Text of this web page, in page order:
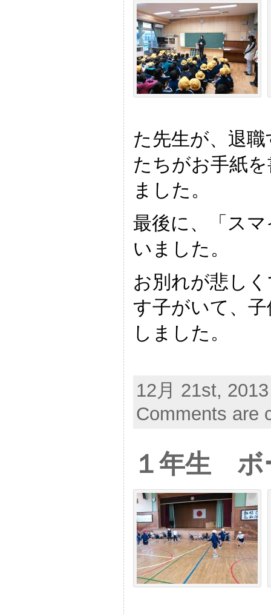
た先生が、退
たちがお手紙
ました。
最後に、「ス
いました。
お別れが悲し
す子がいて、
しました。
12月 21st,
Comments are
１年生 ボ